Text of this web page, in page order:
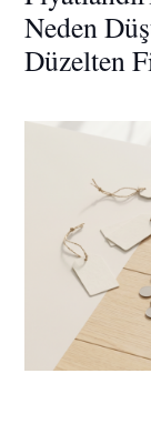
Neden
Düzelten